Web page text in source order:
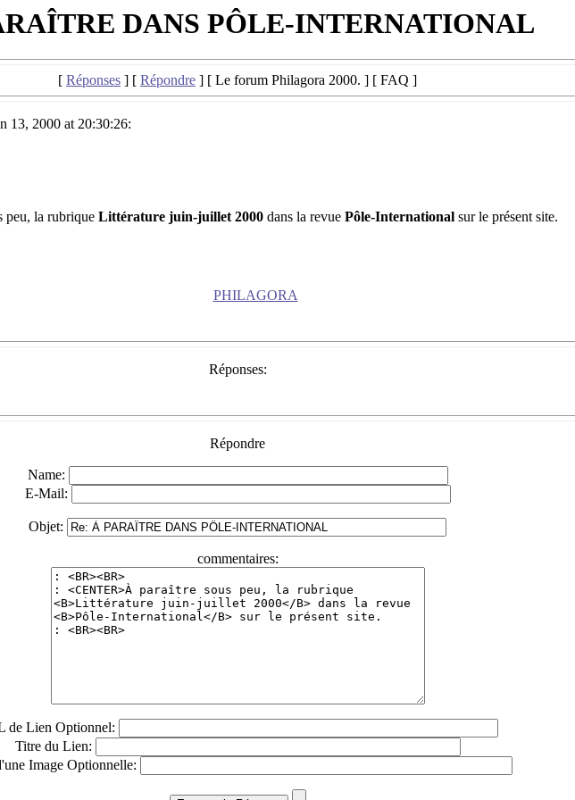
DANS PÔLE-INTERNATIONAL
[ Réponses ] [ Répondre ] [ Le forum Philagora 2000. ] [ FAQ ]
13, 2000 at 20:30:26:
peu, la rubrique Littérature juin-juillet 2000dans la revue Pôle-Internationalsur le présent site.
PHILAGORA
Réponses:
Répondre
Name:
E-Mail:
Objet:
commentaires:
de Lien Optionnel:
Titre du Lien:
Image Optionnelle: